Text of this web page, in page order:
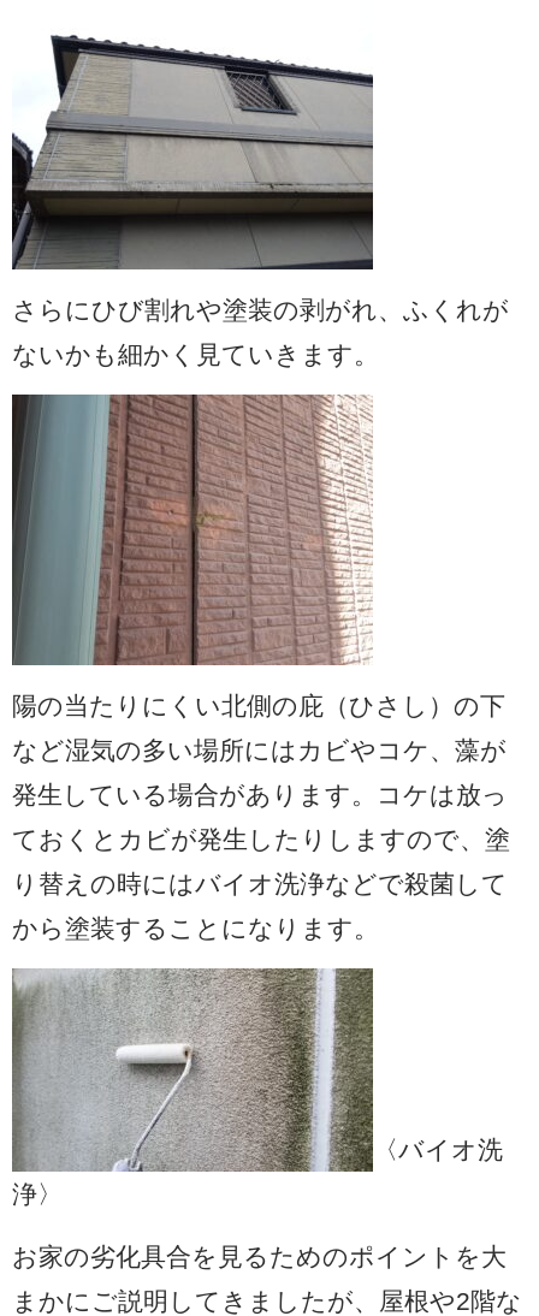
さらにひび割れや塗装の剥がれ、ふくれが
ないかも細かく見ていきます。
陽の当たりにくい北側の庇（ひさし）の下
など湿気の多い場所にはカビやコケ、藻が
発生している場合があります。コケは放っ
ておくとカビが発生したりしますので、塗
り替えの時にはバイオ洗浄などで殺菌して
から塗装することになります。
〈バイオ洗
浄〉
お家の劣化具合を見るためのポイントを大
まかにご説明してきましたが、屋根や2階な